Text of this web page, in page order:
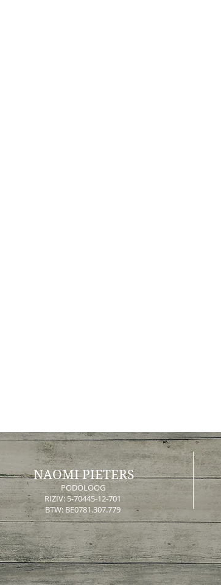
NAOMI PIETERS
PODOLOOG
RIZIV: 5-70445-12-701
BTW: BE0781.307.779